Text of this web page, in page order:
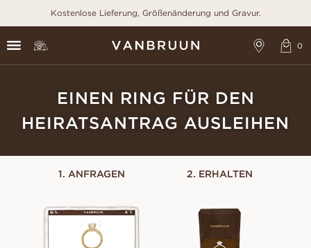
Kostenlose Lieferung, Größenänderung und Gravur.
EINEN RING FÜR DEN
HEIRATSANTRAG AUSLEIHEN
1. ANFRAGEN 2. ERHALTEN